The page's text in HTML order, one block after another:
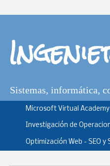
Sistemas, informática,
Microsoft Virtual Academy
Investigación de
Optimización Web - SEO y